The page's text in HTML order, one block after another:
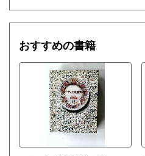
おすすめの書籍